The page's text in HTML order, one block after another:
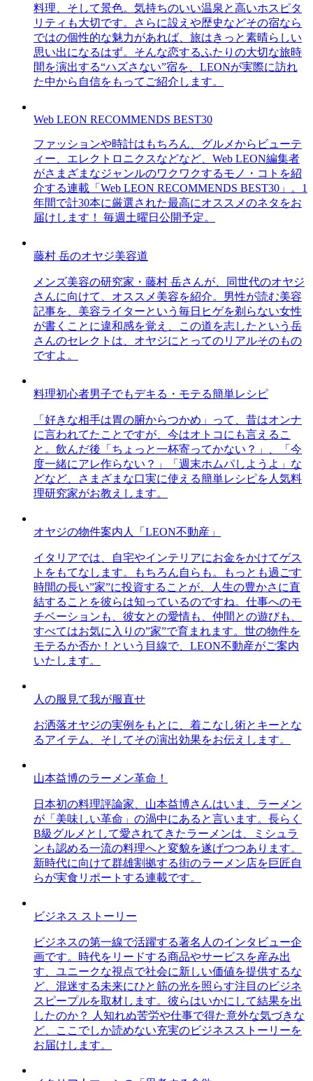
料理、そして景色。気持ちのいい温泉と高いホスピタ
リティも大切です。さらに設えや歴史などその宿なら
ではの個性的な魅力があれば、旅はきっと素晴らしい
思い出になるはず。そんな恋するふたりの大切な旅時
間を演出する“ハズさない”宿を、LEONが実際に訪れ
た中から自信をもってご紹介します。
Web LEON RECOMMENDS BEST30
ファッションや時計はもちろん、グルメからビューテ
ィー、エレクトロニクスなどなど、Web LEON編集者
がさまざまなジャンルのワクワクするモノ・コトを紹
介する連載「Web LEON RECOMMENDS BEST30」。1
年間で計30本に厳選された最高にオススメのネタをお
届けします！ 毎週土曜日公開予定。
藤村 岳のオヤジ美容道
メンズ美容の研究家・藤村 岳さんが、同世代のオヤジ
さんに向けて、オススメ美容を紹介。男性が読む美容
記事を、美容ライターという毎日ヒゲを剃らない女性
が書くことに違和感を覚え、この道を志したという岳
さんのセレクトは、オヤジにとってのリアルそのもの
ですよ。
料理初心者男子でもデキる・モテる簡単レシピ
「好きな相手は胃の腑からつかめ」って、昔はオンナ
に言われてたことですが、今はオトコにも言えるこ
と。飲んだ後「ちょっと一杯寄ってかない？」、「今
度一緒にアレ作らない？」「週末ホムパしようよ」な
どなど、さまざまな口実に使える簡単レシピを人気料
理研究家がお教えします。
オヤジの物件案内人「LEON不動産」
イタリアでは、自宅やインテリアにお金をかけてゲス
トをもてなします。もちろん自らも。もっとも過ごす
時間の長い”家”に投資することが、人生の豊かさに直
結することを彼らは知っているのですね。仕事へのモ
チベーションも、彼女との愛情も、仲間との遊びも、
すべてはお気に入りの”家”で育まれます。世の物件を
モテるか否か！という目線で、LEON不動産がご案内
いたします。
人の服見て我が服直せ
お洒落オヤジの実例をもとに、着こなし術とキーとな
るアイテム、そしてその演出効果をお伝えします。
山本益博のラーメン革命！
日本初の料理評論家、山本益博さんはいま、ラーメン
が「美味しい革命」の渦中にあると言います。長らく
B級グルメとして愛されてきたラーメンは、ミシュラ
ンも認める一流の料理へと変貌を遂げつつあります。
新時代に向けて群雄割拠する街のラーメン店を巨匠自
らが実食リポートする連載です。
ビジネス ストーリー
ビジネスの第一線で活躍する著名人のインタビュー企
画です。時代をリードする商品やサービスを産み出
す、ユニークな視点で社会に新しい価値を提供するな
ど、混迷する未来にひと筋の光を照らす注目のビジネ
スピープルを取材します。彼らはいかにして結果を出
したのか？ 人知れぬ苦労や仕事で得た意外な気づきな
ど、ここでしか読めない充実のビジネスストーリーを
お届けします。